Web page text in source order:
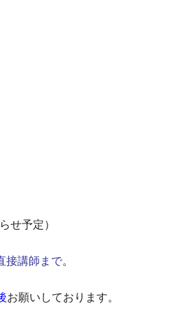
せ予定）
接講師まで。
お願いしております。